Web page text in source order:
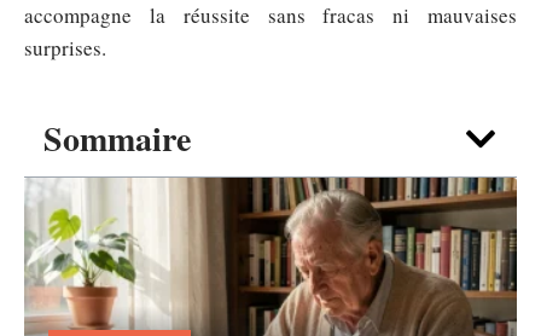
Sommaire
accompagne la réussite sans fracas ni mauvaises
surprises.